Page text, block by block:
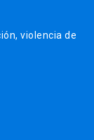
violencia de